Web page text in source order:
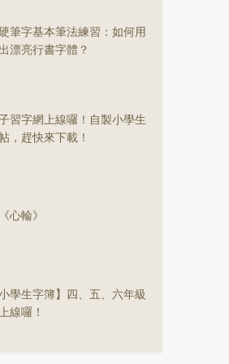
筆字基本筆法練習：如何用
漂亮行書字體？
習字網上線囉！自製小學生
，趕快來下載！
心輪》
學生字簿】四、五、六年級
線囉！